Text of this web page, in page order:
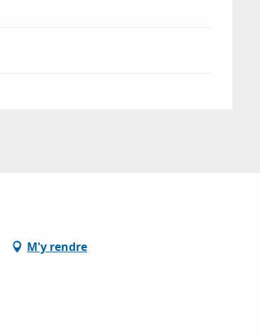
M'y rendre